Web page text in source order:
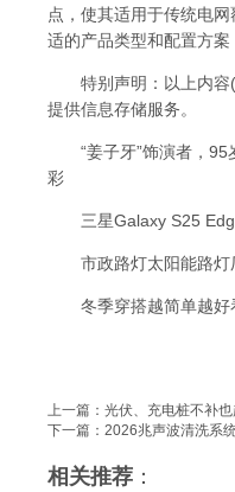
点，使其适用于传统电
适的产品类型和配置方
特别声明：以上内容(
提供信息存储服务。
“姜子牙”饰演者，95
彩
三星Galaxy S25
市政路灯太阳能路灯
冬季穿搭越简单越好看
上一篇： 光伏、充电桩不补
下一篇： 2026兆声波清洗系
相关推荐 ：